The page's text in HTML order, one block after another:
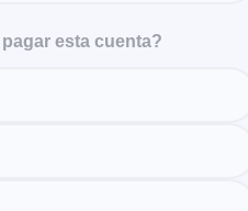
esta cuenta?